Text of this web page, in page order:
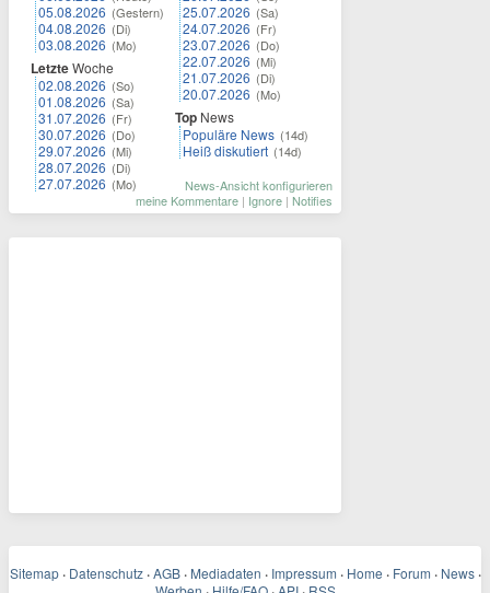
05.08.2026 (Gestern)
04.08.2026 (Di)
03.08.2026 (Mo)
LetzteWoche
02.08.2026 (So)
01.08.2026 (Sa)
31.07.2026 (Fr)
30.07.2026 (Do)
29.07.2026 (Mi)
28.07.2026 (Di)
27.07.2026 (Mo)
25.07.2026 (Sa)
24.07.2026 (Fr)
23.07.2026 (Do)
22.07.2026 (Mi)
21.07.2026 (Di)
20.07.2026 (Mo)
Top News
Populäre News (14d)
Heiß diskutiert (14d)
News-Ansicht konfigurieren
meine Kommentare | Ignore | Notifies
Sitemap · Datenschutz · AGB · Mediadaten · Impressum · Home · Forum · News ·